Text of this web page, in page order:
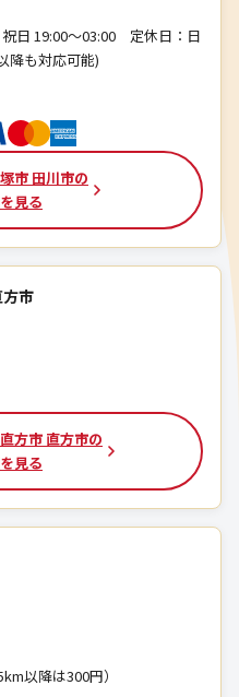
日 19:00～03:00 定休日：日
降も対応可能)
市 田川市の
見る
市
方市 直方市の
見る
以降は300円）